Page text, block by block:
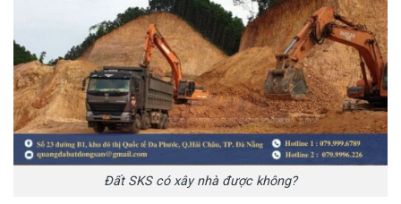
Đất SKS có xây nhà được không?